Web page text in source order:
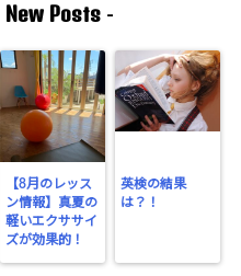
New Posts -
【8月のレッス
ン情報】真夏の
軽いエクササイ
ズが効果的！
英検の結果
は？！